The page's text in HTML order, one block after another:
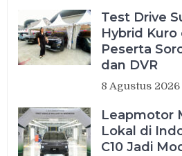
Test Drive
Hybrid Kuro
Peserta
dan DVR
8 Agustus 2026
Leapmotor
Lokal di
C10 Jadi